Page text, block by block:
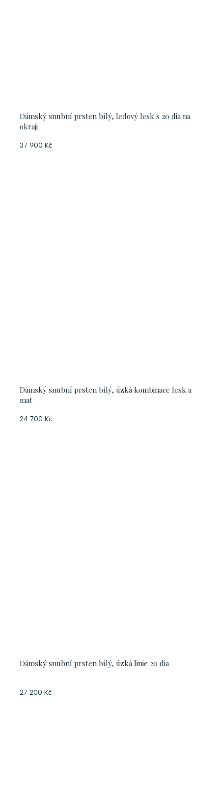
Dámský snubní prsten bílý, ledový lesk s 20 dia na
okraji
37 900 Kč
Dámský snubní prsten bílý, úzká kombinace lesk a
mat
24 700 Kč
Dámský snubní prsten bílý, úzká linie 20 dia
27 200 Kč